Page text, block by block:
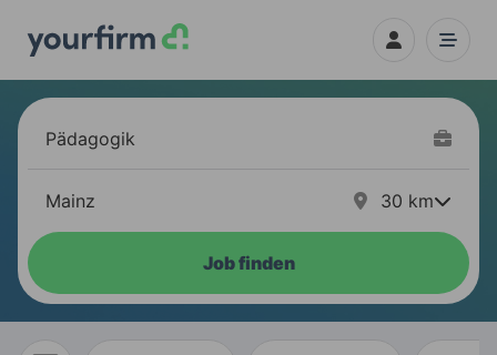
30 km
Job finden